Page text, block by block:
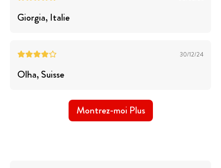
Giorgia, Italie
30/12/24
Olha, Suisse
Montrez-moi Plus